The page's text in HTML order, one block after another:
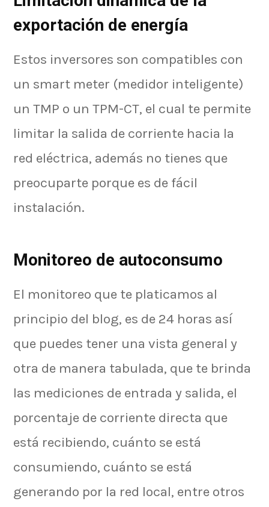
exportación de energía
Estos inversores son compatibles con
un smart meter (medidor inteligente)
un TMP o un TPM-CT, el cual te permite
limitar la salida de corriente hacia la
red eléctrica, además no tienes que
preocuparte porque es de fácil
instalación.
Monitoreo de autoconsumo
El monitoreo que te platicamos al
principio del blog, es de 24 horas así
que puedes tener una vista general y
otra de manera tabulada, que te brinda
las mediciones de entrada y salida, el
porcentaje de corriente directa que
está recibiendo, cuánto se está
consumiendo, cuánto se está
generando por la red local, entre otros